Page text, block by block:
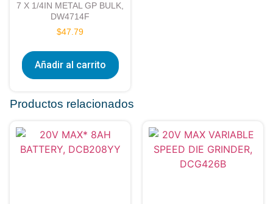
7 X 1/4IN METAL GP BULK,
DW4714F
$47.79
Añadir al carrito
Productos relacionados